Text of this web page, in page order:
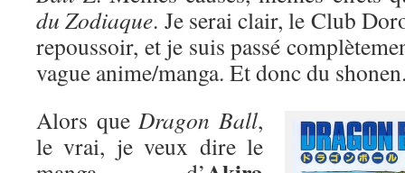
du Zodiaque. Je serai clair, le Club
repoussoir, et je suis passé
vague anime/manga. Et donc du
Alors queDragon Ball,
le vrai, je veux dire le